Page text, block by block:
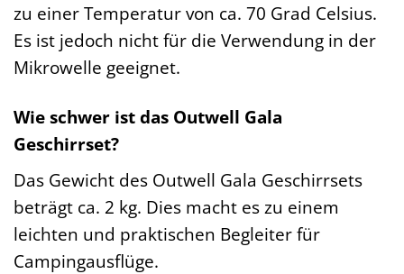
zu einer Temperatur von ca. 70 Grad Celsius.
Es ist jedoch nicht für die Verwendung in der
Mikrowelle geeignet.
Wie schwer ist das Outwell Gala
Geschirrset?
Das Gewicht des Outwell Gala Geschirrsets
beträgt ca. 2 kg. Dies macht es zu einem
leichten und praktischen Begleiter für
Campingausflüge.